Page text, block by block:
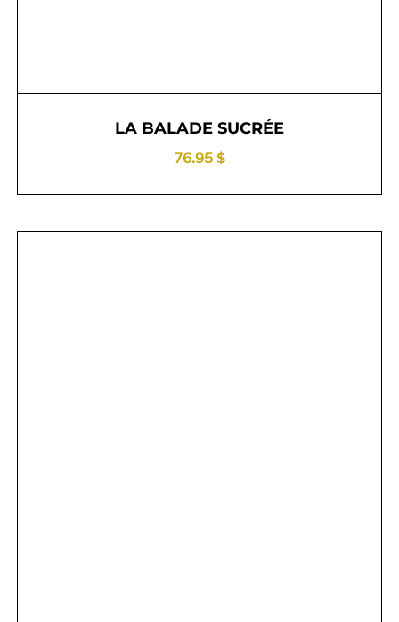
LA BALADE SUCRÉE
76.95 $